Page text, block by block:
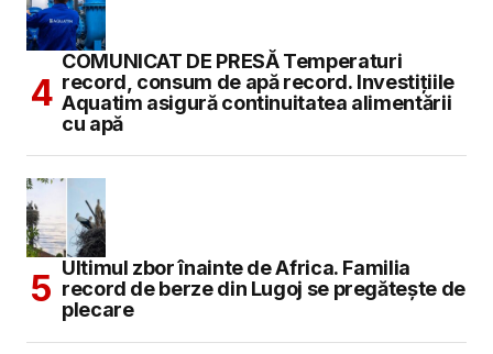
COMUNICAT DE PRESĂ Temperaturi
record, consum de apă record. Investițiile
Aquatim asigură continuitatea alimentării
cu apă
Ultimul zbor înainte de Africa. Familia
record de berze din Lugoj se pregătește de
plecare